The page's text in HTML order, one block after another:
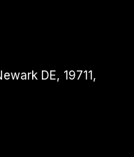
DE, 19711,